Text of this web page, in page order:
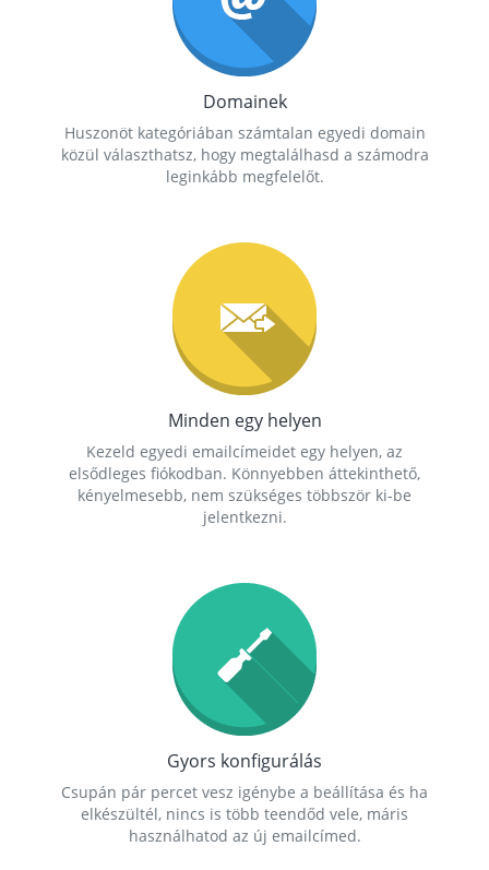
Domainek
Huszonöt kategóriában számtalan egyedi domain
közül választhatsz, hogy megtalálhasd a számodra
leginkább megfelelőt.
Minden egy helyen
Kezeld egyedi emailcímeidet egy helyen, az
elsődleges fiókodban. Könnyebben áttekinthető,
kényelmesebb, nem szükséges többször ki-be
jelentkezni.
Gyors konfigurálás
Csupán pár percet vesz igénybe a beállítása és ha
elkészültél, nincs is több teendőd vele, máris
használhatod az új emailcímed.